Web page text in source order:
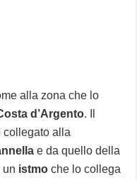
alla zona che lo
d’Argento. Il
collegato alla
e da quello della
un istmo che lo collega